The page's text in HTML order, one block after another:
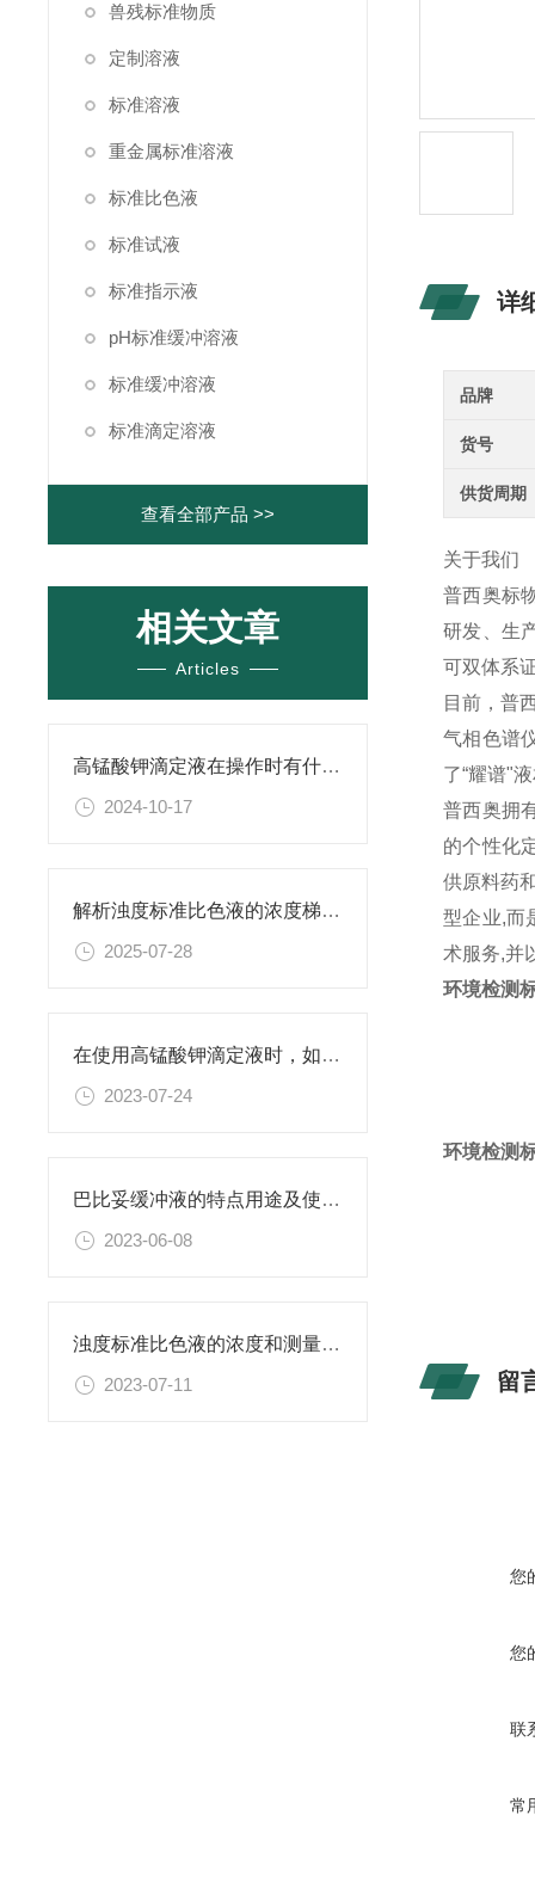
兽残标准物质
定制溶液
标准溶液
重金属标准溶液
标准比色液
标准试液
标准指示液
pH标准缓冲溶液
标准缓冲溶液
标准滴定溶液
查看全部产品 >>
相关文章
Articles
高锰酸钾滴定液在操作时有什么要领可言呢？
2024-10-17
解析浊度标准比色液的浓度梯度与配比
2025-07-28
在使用高锰酸钾滴定液时，如何判断终点已经达到？
2023-07-24
巴比妥缓冲液的特点用途及使用方法
2023-06-08
浊度标准比色液的浓度和测量范围有何限制？
2023-07-11
详
品牌
货号
供货周期
关于我们
普西奥标
研发、生
可双体系
目前，普
气相色谱
了“耀谱"
普西奥拥
的个性化
供原料药
型企业,而
术服务,并
环境检测
环境检测
留
您
您
联
常